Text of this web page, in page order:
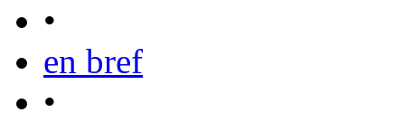
•
en bref
•